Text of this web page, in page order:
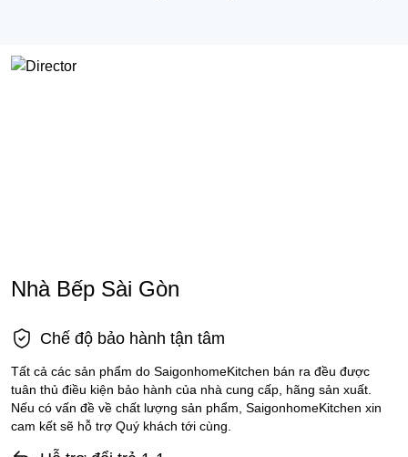
Nhà Bếp Sài Gòn
Chế độ bảo hành tận tâm
Tất cả các sản phẩm do SaigonhomeKitchen bán ra đều được
tuân thủ điều kiện bảo hành của nhà cung cấp, hãng sản xuất.
Nếu có vấn đề về chất lượng sản phẩm, SaigonhomeKitchen xin
cam kết sẽ hỗ trợ Quý khách tới cùng.